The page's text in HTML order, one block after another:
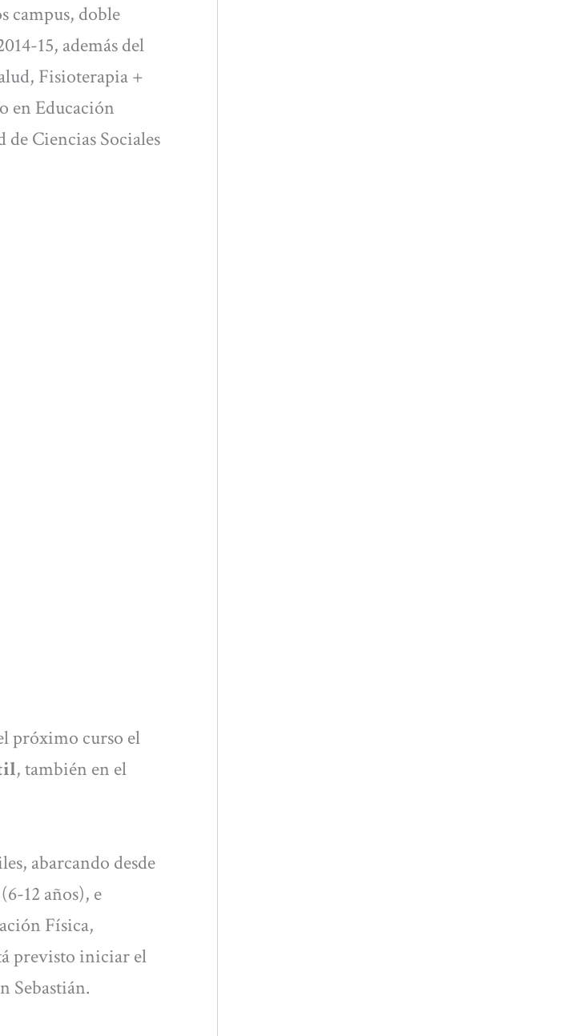
campus, doble
15, además del
Fisioterapia +
en Educación
Ciencias Sociales
próximo curso el
, también en el
abarcando desde
12 años), e
Física,
previsto iniciar el
Sebastián.